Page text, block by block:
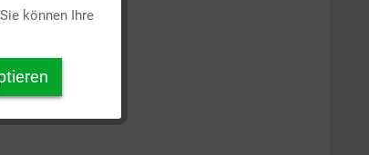
können Ihre